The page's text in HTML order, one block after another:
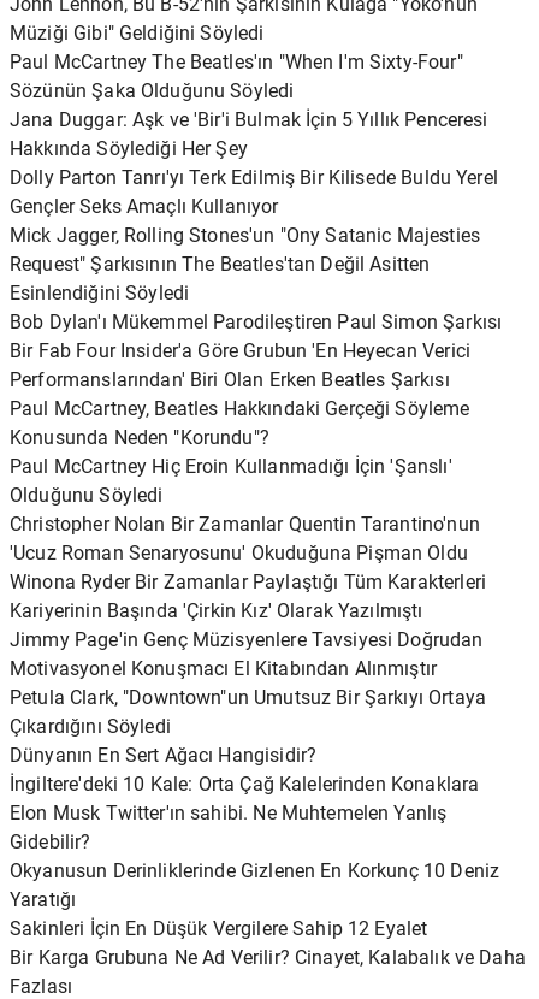
Müziği Gibi" Geldiğini Söyledi
Paul McCartney The Beatles'ın "When I'm Sixty-Four"
Sözünün Şaka Olduğunu Söyledi
Jana Duggar: Aşk ve 'Bir'i Bulmak İçin 5 Yıllık Penceresi
Hakkında Söylediği Her Şey
Dolly Parton Tanrı'yı ​​Terk Edilmiş Bir Kilisede Buldu Yerel
Gençler Seks Amaçlı Kullanıyor
Mick Jagger, Rolling Stones'un "Ony Satanic Majesties
Request" Şarkısının The Beatles'tan Değil Asitten
Esinlendiğini Söyledi
Bob Dylan'ı Mükemmel Parodileştiren Paul Simon Şarkısı
Bir Fab Four Insider'a Göre Grubun 'En Heyecan Verici
Performanslarından' Biri Olan Erken Beatles Şarkısı
Paul McCartney, Beatles Hakkındaki Gerçeği Söyleme
Konusunda Neden "Korundu"?
Paul McCartney Hiç Eroin Kullanmadığı İçin 'Şanslı'
Olduğunu Söyledi
Christopher Nolan Bir Zamanlar Quentin Tarantino'nun
'Ucuz Roman Senaryosunu' Okuduğuna Pişman Oldu
Winona Ryder Bir Zamanlar Paylaştığı Tüm Karakterleri
Kariyerinin Başında 'Çirkin Kız' Olarak Yazılmıştı
Jimmy Page'in Genç Müzisyenlere Tavsiyesi Doğrudan
Motivasyonel Konuşmacı El Kitabından Alınmıştır
Petula Clark, "Downtown"un Umutsuz Bir Şarkıyı Ortaya
Çıkardığını Söyledi
Dünyanın En Sert Ağacı Hangisidir?
İngiltere'deki 10 Kale: Orta Çağ Kalelerinden Konaklara
Elon Musk Twitter'ın sahibi. Ne Muhtemelen Yanlış
Gidebilir?
Okyanusun Derinliklerinde Gizlenen En Korkunç 10 Deniz
Yaratığı
Sakinleri İçin En Düşük Vergilere Sahip 12 Eyalet
Bir Karga Grubuna Ne Ad Verilir? Cinayet, Kalabalık ve Daha
Fazlası